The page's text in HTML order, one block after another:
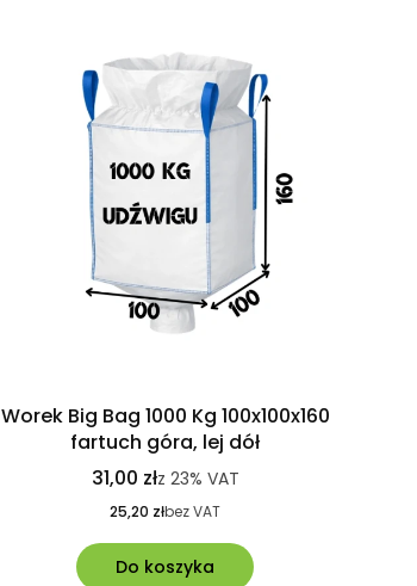
Worek Big Bag 1000 Kg 100x100x160
fartuch góra, lej dół
31,00 złz 23% VAT
25,20 złbez VAT
Do koszyka